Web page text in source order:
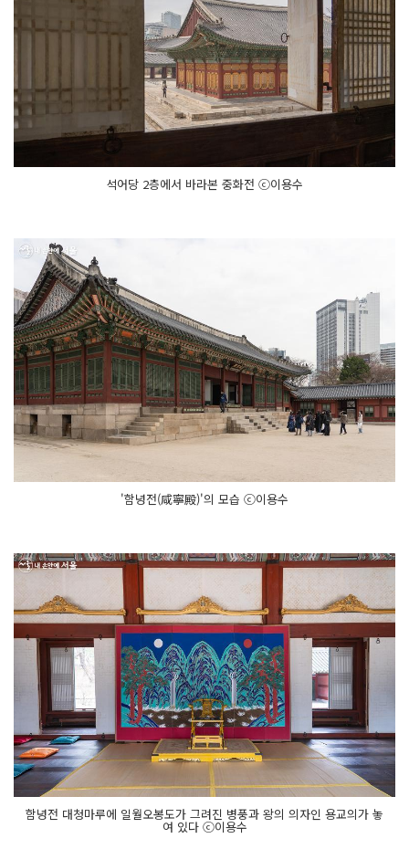
석어당 2층에서 바라본 중화전 ⓒ이용수
'함녕전(咸寧殿)'의 모습 ⓒ이용수
함녕전 대청마루에 일월오봉도가 그려진 병풍과 왕의 의자인 용교의가 놓
여 있다 ⓒ이용수